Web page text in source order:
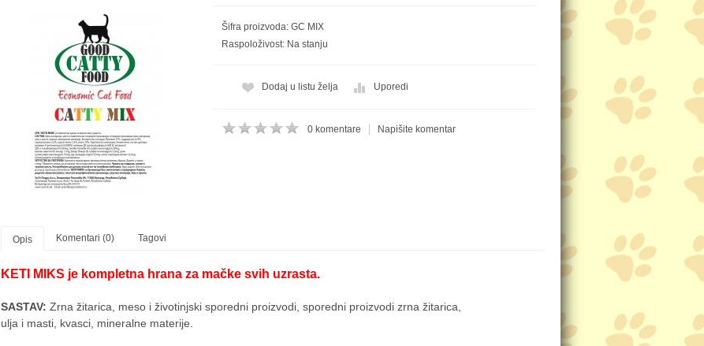
Šifra proizvoda: GC MIX
Raspoloživost: Na stanju
Dodaj u listu želja Uporedi
0 komentare Napišite komentar
Opis Komentari (0) Tagovi
KETI MIKS je kompletna hrana za mačke svih uzrasta.
SASTAV: Zrna žitarica, meso i životinjski sporedni proizvodi, sporedni proizvodi zrna žitarica,
ulja i masti, kvasci, mineralne materije.